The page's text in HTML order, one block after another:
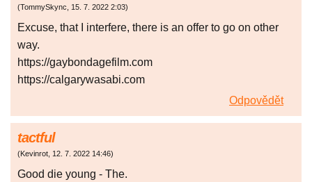
(TommySkync, 15. 7. 2022 2:03)
Excuse, that I interfere, there is an offer to go on other
way.
https://gaybondagefilm.com
https://calgarywasabi.com
Odpovědět
tactful
(Kevinrot, 12. 7. 2022 14:46)
Good die young - The.